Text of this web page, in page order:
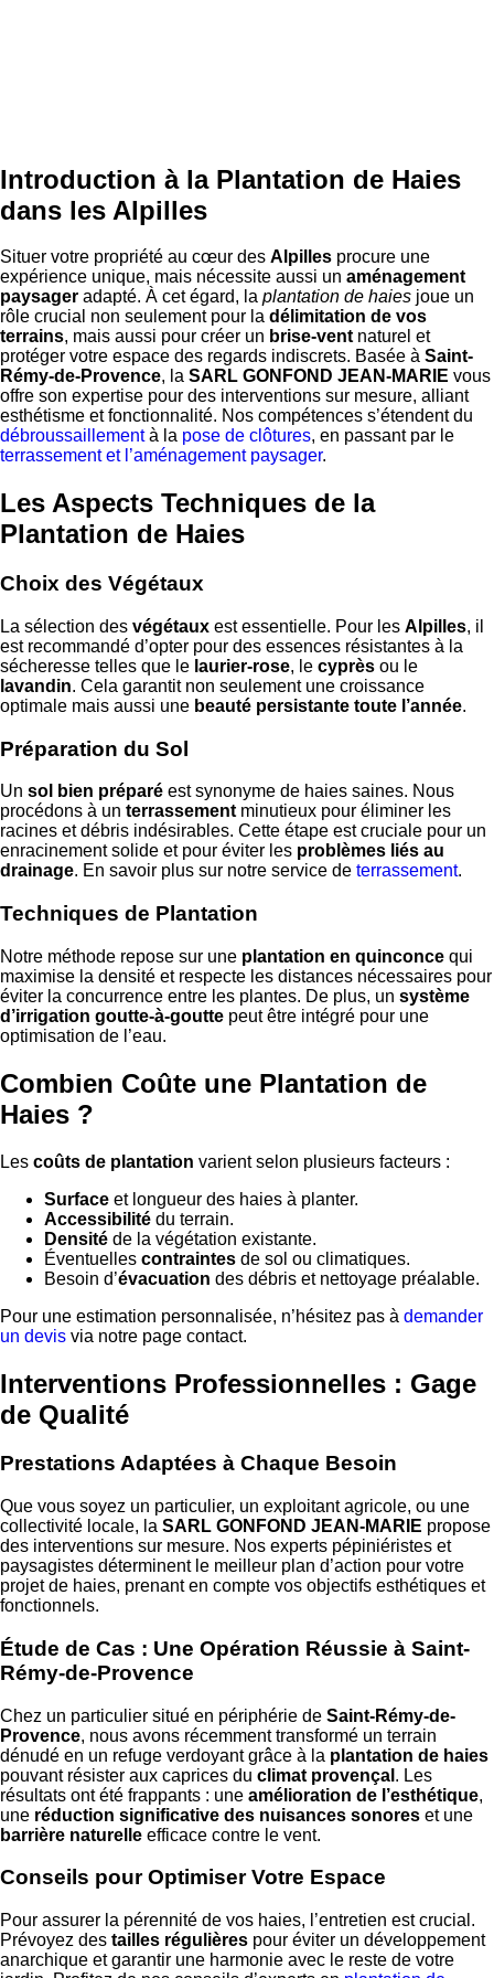
Introduction à la Plantation de Haies
dans les Alpilles
Situer votre propriété au cœur des Alpilles procure une
expérience unique, mais nécessite aussi un aménagement
paysager adapté. À cet égard, la plantation de haies joue un
rôle crucial non seulement pour la délimitation de vos
terrains, mais aussi pour créer un brise-ventnaturel et
protéger votre espace des regards indiscrets. Basée à Saint-
Rémy-de-Provence, la SARL GONFOND JEAN-MARIE vous
offre son expertise pour des interventions sur mesure, alliant
esthétisme et fonctionnalité. Nos compétences s’étendent du
débroussaillementà la pose de clôtures, en passant par le
terrassement et l’aménagement paysager.
Les Aspects Techniques de la
Plantation de Haies
Choix des Végétaux
La sélection des végétaux est essentielle. Pour les Alpilles, il
est recommandé d’opter pour des essences résistantes à la
sécheresse telles que le laurier-rose, le cyprès ou le
lavandin. Cela garantit non seulement une croissance
optimale mais aussi une beauté persistante toute l’année.
Préparation du Sol
Un sol bien préparé est synonyme de haies saines. Nous
procédons à un terrassement minutieux pour éliminer les
racines et débris indésirables. Cette étape est cruciale pour un
enracinement solide et pour éviter les problèmes liés au
drainage. En savoir plus sur notre service de terrassement.
Techniques de Plantation
Notre méthode repose sur une plantation en quinconce qui
maximise la densité et respecte les distances nécessaires pour
éviter la concurrence entre les plantes. De plus, un système
d’irrigation goutte-à-goutte peut être intégré pour une
optimisation de l’eau.
Combien Coûte une Plantation de
Haies ?
Les coûts de plantation varient selon plusieurs facteurs :
Surface et longueur des haies à planter.
Accessibilité du terrain.
Densité de la végétation existante.
Éventuelles contraintes de sol ou climatiques.
Besoin d’évacuation des débris et nettoyage préalable.
Pour une estimation personnalisée, n’hésitez pas à demander
un devis via notre page contact.
Interventions Professionnelles : Gage
de Qualité
Prestations Adaptées à Chaque Besoin
Que vous soyez un particulier, un exploitant agricole, ou une
collectivité locale, la SARL GONFOND JEAN-MARIE propose
des interventions sur mesure. Nos experts pépiniéristes et
paysagistes déterminent le meilleur plan d’action pour votre
projet de haies, prenant en compte vos objectifs esthétiques et
fonctionnels.
Étude de Cas : Une Opération Réussie à Saint-
Rémy-de-Provence
Chez un particulier situé en périphérie de Saint-Rémy-de-
Provence, nous avons récemment transformé un terrain
dénudé en un refuge verdoyant grâce à la plantation de haies
pouvant résister aux caprices du climat provençal . Les
résultats ont été frappants : une amélioration de l’esthétique,
une réduction significative des nuisances sonores et une
barrière naturelle efficace contre le vent.
Conseils pour Optimiser Votre Espace
Pour assurer la pérennité de vos haies, l’entretien est crucial.
Prévoyez des tailles régulières pour éviter un développement
anarchique et garantir une harmonie avec le reste de votre